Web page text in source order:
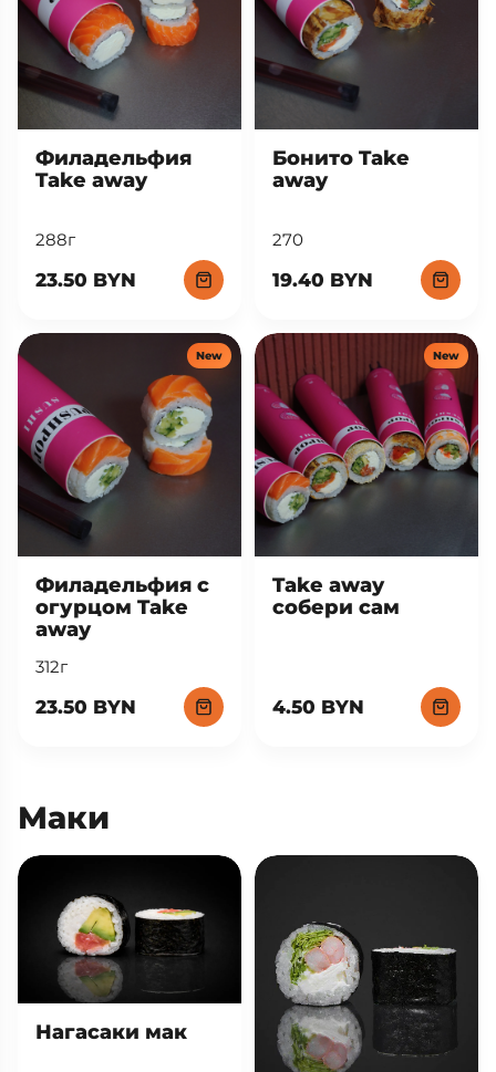
Филадельфия
Take away
288г
23.50 BYN
Бонито Take
away
270
19.40 BYN
New
Филадельфия с
огурцом Take
away
312г
23.50 BYN
New
Take away
собери сам
4.50 BYN
Маки
Нагасаки мак